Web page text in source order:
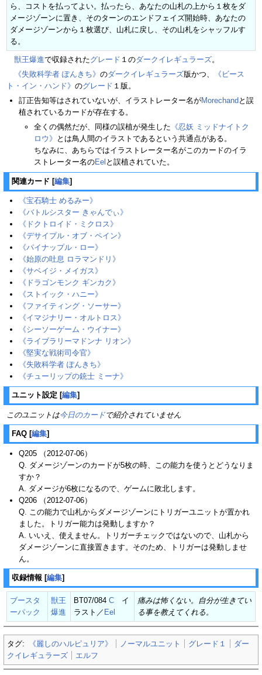
ら、コストを払ってよい。払ったら、あなたの山札の上から１枚をダ
メージゾーンに置き、そのターンのエンドフェイズ開始時、あなたの
ダメージゾーンから１枚選び、山札に戻し、その山札をシャッフルす
る。
獣王爆進で収録されたグレード １のダークイレギュラーズ。
《失敗科学者 ぽんきち》 のダークイレギュラーズ版かつ、
《ビース
ト・イン・ハンド》 のグレード １版。
訂正告知等はされていないが、イラストレーター名がMorechand と誤
植されているカードが存在する。
全くの偶然だが、同様の誤植が発生した 《忍妖 ミッドナイトク
ロウ》 とは鳥人間のイラストであるという共通点がある。
ちなみに、あちらではイラストレーター名がこのカードのイラ
ストレーター名のEel と誤植されていた。
関連カード [編集]
《宝石騎士 めるみー》
《バトルシスター きゃんでぃ》
《ドクトロイド・ミクロス》
《デサイプル・オブ・ペイン》
《パイナップル・ロー》
《始原の吐息 ロラマンドリ》
《サベイジ・メイガス》
《ドラゴンモンク ギンカク》
《ストイック・ハニー》
《ファイティング・ソーサー》
《イマジナリー・オルトロス》
《シーソーゲーム・ウイナー》
《ライブラリーマドンナ リオン》
《堅実な戦術司令官》
《失敗科学者 ぽんきち》
《チューリップの銃士 ミーナ》
ユニット設定 [編集]
このユニットは今日のカードで紹介されていません
FAQ [編集]
Q205 （2012-07-06）
Q. ダメージゾーンのカードが5枚の時、この能力を使うとどうなりま
すか？
A. ダメージが6枚になるので、ゲームに敗北します。
Q206 （2012-07-06）
Q. この能力で山札からダメージゾーンにトリガーユニットが置かれ
ました。トリガー能力は発動しますか？
A. いいえ、使えません。トリガーチェックではないので、山札から
ダメージゾーンに直接置きます。そのため、トリガーは発動しませ
ん。
収録情報 [編集]
ブースタ
ーパック
獣王
爆進
BT07/084 C イ
ラスト／ Eel
痛みは怖くない。自分が生きてい
る事を教えてくれる。
タグ: 《麗しのハルピュリア》 ノーマルユニット グレード１
ダー
クイレギュラーズ
エルフ